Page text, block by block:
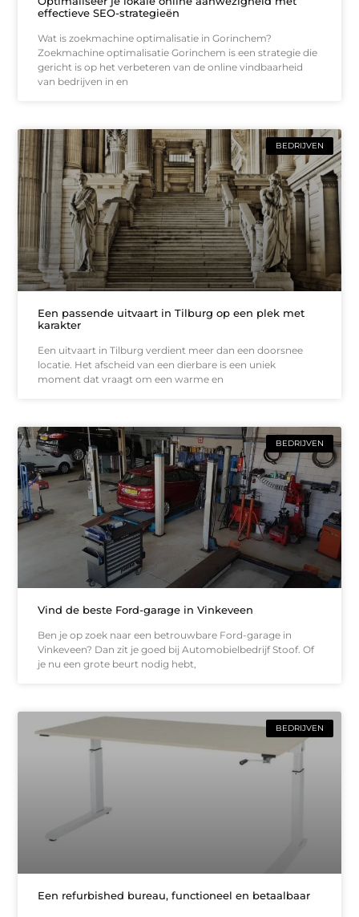
effectieve SEO-strategieën
Wat is zoekmachine optimalisatie in Gorinchem?
Zoekmachine optimalisatie Gorinchem is een strategie die
gericht is op het verbeteren van de online vindbaarheid
van bedrijven in en
BEDRIJVEN
Een passende uitvaart in Tilburg op een plek met
karakter
Een uitvaart in Tilburg verdient meer dan een doorsnee
locatie. Het afscheid van een dierbare is een uniek
moment dat vraagt om een warme en
BEDRIJVEN
Vind de beste Ford-garage in Vinkeveen
Ben je op zoek naar een betrouwbare Ford-garage in
Vinkeveen? Dan zit je goed bij Automobielbedrijf Stoof. Of
je nu een grote beurt nodig hebt,
BEDRIJVEN
Een refurbished bureau, functioneel en betaalbaar